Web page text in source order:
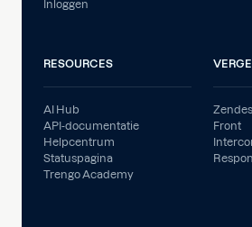
Inloggen
RESOURCES
AI Hub
API-documentatie
Helpcentrum
Statuspagina
Trengo Academy
Front